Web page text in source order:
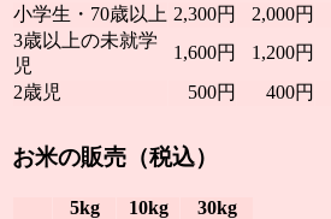
小学生・70歳以上 2,300円 2,000円
3歳以上の未就学
児
1,600円 1,200円
2歳児
500円 400円
お米の販売（税込）
5kg 10kg
30kg